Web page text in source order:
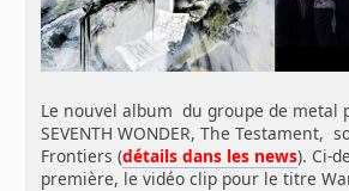
Le nouvel album du groupe de metal
SEVENTH WONDER, The Testament,
Frontiers (détails dans les news). Ci-
première, le vidéo clip pour le titre